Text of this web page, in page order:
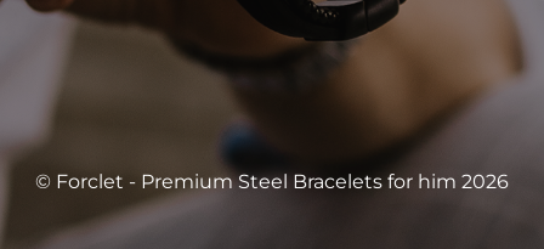
© Forclet - Premium Steel Bracelets for him 2026